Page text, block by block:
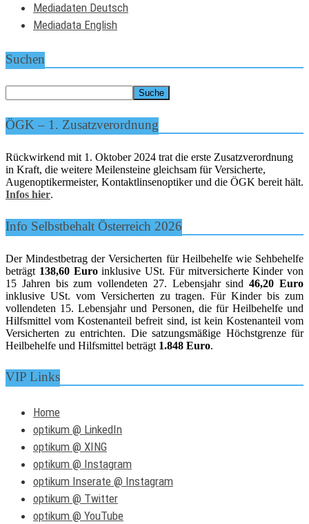
Mediadaten Deutsch
Mediadata English
Suchen
ÖGK – 1. Zusatzverordnung
Rückwirkend mit 1. Oktober 2024 trat die erste Zusatzverordnung
in Kraft, die weitere Meilensteine gleichsam für Versicherte,
Augenoptikermeister, Kontaktlinsenoptiker und die ÖGK bereit hält.
Infos hier.
Info Selbstbehalt Österreich 2026
Der Mindestbetrag der Versicherten für Heilbehelfe wie Sehbehelfe
beträgt 138,60 Euroinklusive USt. Für mitversicherte Kinder von
15 Jahren bis zum vollendeten 27. Lebensjahr sind46,20 Euro
inklusive USt. vom Versicherten zu tragen. Für Kinder bis zum
vollendeten 15. Lebensjahr und Personen, die für Heilbehelfe und
Hilfsmittel vom Kostenanteil befreit sind, ist kein Kostenanteil vom
Versicherten zu entrichten. Die satzungsmäßige Höchstgrenze für
Heilbehelfe und Hilfsmittel beträgt 1.848 Euro.
VIP Links
Home
optikum @ LinkedIn
optikum @ XING
optikum @ Instagram
optikum Inserate @ Instagram
optikum @ Twitter
optikum @ YouTube